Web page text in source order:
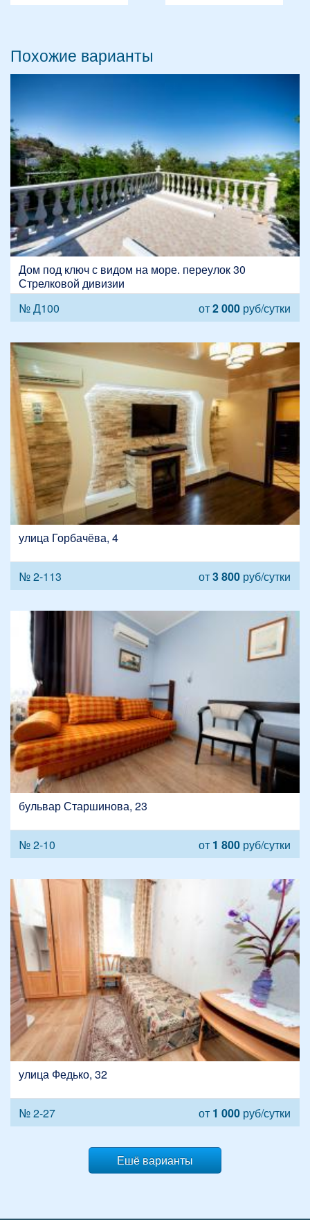
Похожие варианты
Дом под ключ с видом на море. переулок 30
Стрелковой дивизии
№ Д100
от2 000 руб/сутки
улица Горбачёва, 4
№ 2-113 от3 800 руб/сутки
бульвар Старшинова, 23
№ 2-10 от 1 800 руб/сутки
улица Федько, 32
№ 2-27 от 1 000 руб/сутки
Ешё варианты